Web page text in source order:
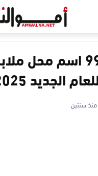
افضل 99 اسم
الجديد 2025
منذ سنتين